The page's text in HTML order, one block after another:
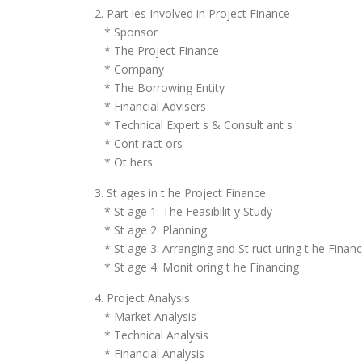
2. Part ies Involved in Project Finance
* Sponsor
* The Project Finance
* Company
* The Borrowing Entity
* Financial Advisers
* Technical Expert s & Consult ant s
* Cont ract ors
* Ot hers
3. St ages in t he Project Finance
* St age 1: The Feasibilit y Study
* St age 2: Planning
* St age 3: Arranging and St ruct uring t he
* St age 4: Monit oring t he Financing
4. Project Analysis
* Market Analysis
* Technical Analysis
* Financial Analysis